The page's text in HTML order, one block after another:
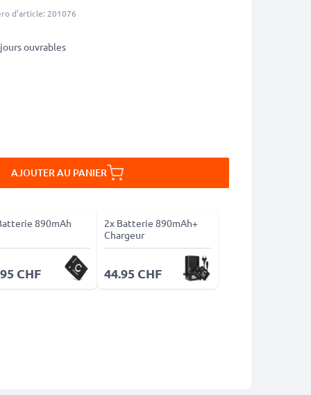
d’article: 201076
ouvrables
AJOUTER AU PANIER
890mAh
CHF
2x Batterie 890mAh+
Chargeur
44.95 CHF